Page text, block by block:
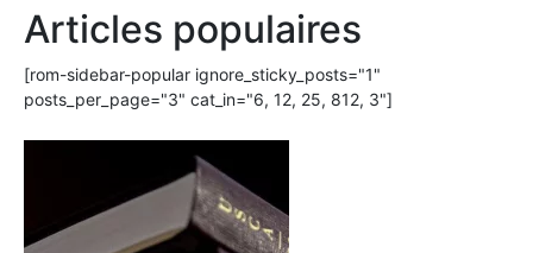
Articles populaires
[rom-sidebar-popular ignore_sticky_posts="1"
posts_per_page="3" cat_in="6, 12, 25, 812, 3"]